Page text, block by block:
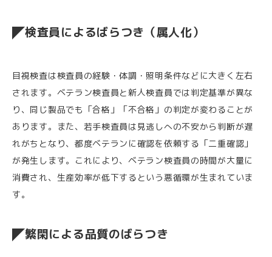
検査員によるばらつき（属人化）
目視検査は検査員の経験・体調・照明条件などに大きく左右
されます。ベテラン検査員と新人検査員では判定基準が異な
り、同じ製品でも「合格」「不合格」の判定が変わることが
あります。また、若手検査員は見逃しへの不安から判断が遅
れがちとなり、都度ベテランに確認を依頼する「二重確認」
が発生します。これにより、ベテラン検査員の時間が大量に
消費され、生産効率が低下するという悪循環が生まれていま
す。
繁閑による品質のばらつき